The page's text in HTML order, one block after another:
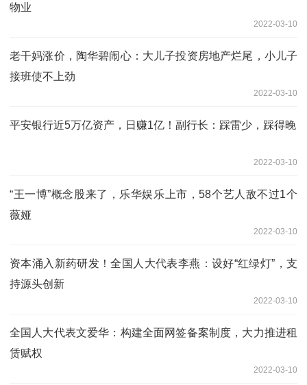
物业
2022-03-10
老干妈涨价，陶华碧闹心：大儿子投资房地产烂尾，小儿子
接班使不上劲
2022-03-10
平安银行近5万亿资产，日赚1亿！副行长：踩雷少，踩得晚
2022-03-10
“王一博”概念股来了，乐华娱乐上市，58个艺人敌不过1个
薇娅
2022-03-10
资本涌入新药研发！全国人大代表李燕：设好“红绿灯”，支
持源头创新
2022-03-10
全国人大代表文爱华：构建全面网签备案制度，大力推进租
赁赋权
2022-03-10